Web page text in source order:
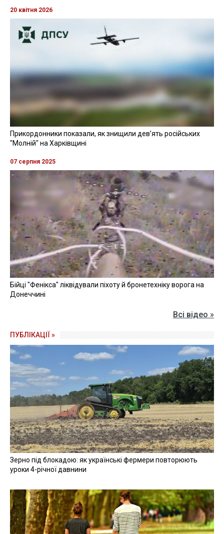
20 квітня 2026
Прикордонники показали, як знищили девʼять російських
"Молній" на Харківщині
07 серпня 2025
Бійці "Фенікса" ліквідували піхоту й бронетехніку ворога на
Донеччині
Всі відео »
ПУБЛІКАЦІЇ »
Зерно під блокадою: як українські фермери повторюють
уроки 4-річної давнини